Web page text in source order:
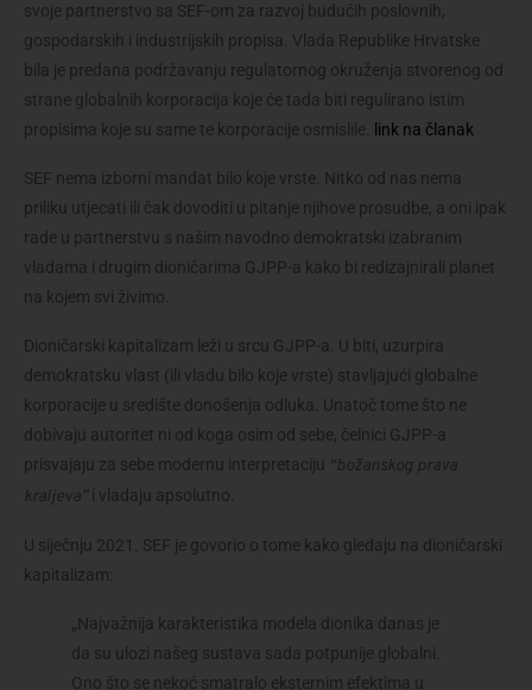
svoje partnerstvo sa SEF-om za razvoj budućih poslovnih,
gospodarskih i industrijskih propisa. Vlada Republike Hrvatske
bila je predana podržavanju regulatornog okruženja stvorenog od
strane globalnih korporacija koje će tada biti regulirano istim
propisima koje su same te korporacije osmislile.
link na članak
SEF nema izborni mandat bilo koje vrste. Nitko od nas nema
priliku utjecati ili čak dovoditi u pitanje njihove prosudbe, a oni ipak
rade u partnerstvu s našim navodno demokratski izabranim
vladama i drugim dioničarima GJPP-a kako bi redizajnirali planet
na kojem svi živimo.
Dioničarski kapitalizam leži u srcu GJPP-a. U biti, uzurpira
demokratsku vlast (ili vladu bilo koje vrste) stavljajući globalne
korporacije u središte donošenja odluka. Unatoč tome što ne
dobivaju autoritet ni od koga osim od sebe, čelnici GJPP-a
prisvajaju za sebe modernu interpretaciju “božanskog prava
kraljeva” i vladaju apsolutno.
U siječnju 2021. SEF je govorio o tome kako gledaju na dioničarski
kapitalizam:
„Najvažnija karakteristika modela dionika danas je
da su ulozi našeg sustava sada potpunije globalni.
Ono što se nekoć smatralo eksternim efektima u